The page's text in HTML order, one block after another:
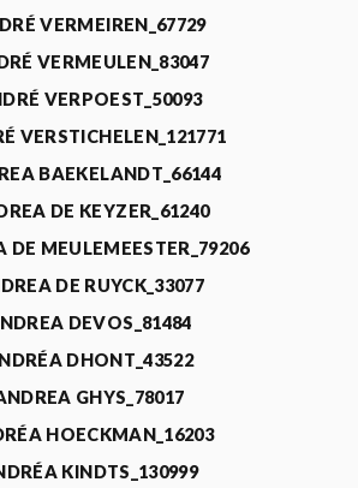
VERMEIREN_67729
VERMEULEN_83047
VERPOEST_50093
VERSTICHELEN_121771
BAEKELANDT_66144
DE KEYZER_61240
DE MEULEMEESTER_79206
DE RUYCK_33077
DEVOS_81484
DHONT_43522
GHYS_78017
HOECKMAN_16203
KINDTS_130999